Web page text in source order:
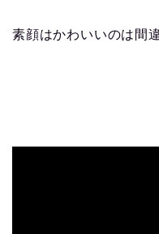
素顔はかわいいのは間